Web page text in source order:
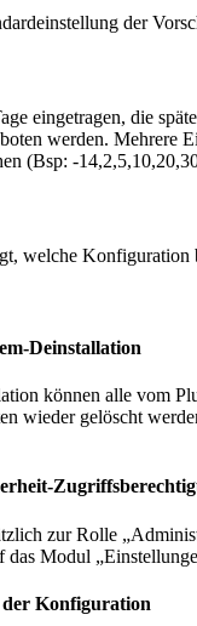
der
eingetragen, die
werden. Mehrere
(Bsp: -
welche Konfiguration
Deinstallation
können alle vom
wieder gelöscht
zur Rolle
Modul
der Konfiguration